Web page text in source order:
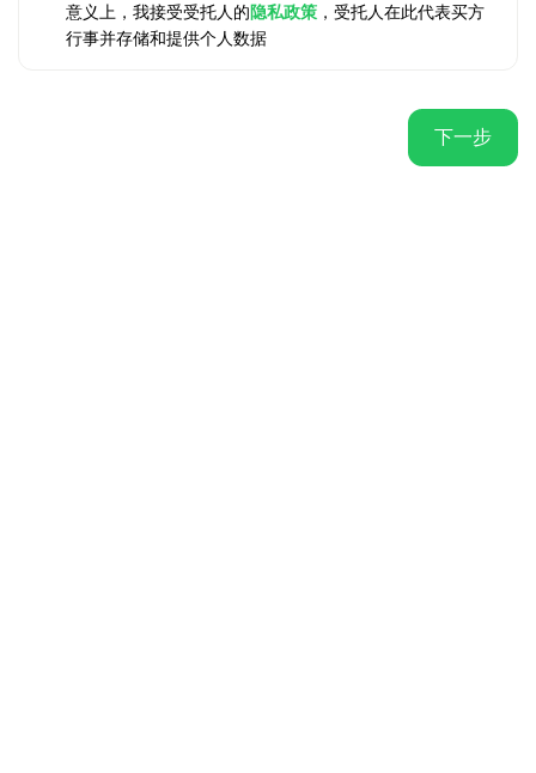
意义上，我接受受托人的隐私政策 ，受托人在此代表买方
行事并存储和提供个人数据
下一步